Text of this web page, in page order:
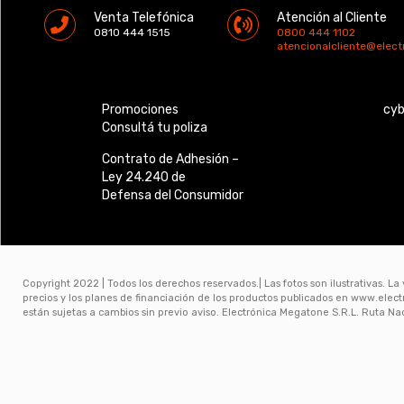
Venta Telefónica
0810 444 1515
Atención al Cliente
0800 444 1102
Promociones
Consultá tu poliza
Contrato de Adhesión –
Ley 24.240 de
Defensa del Consumidor
Copyright 2022 | Todos los derechos reservados.| Las fotos son ilustrativas.
precios y los planes de financiación de los productos publicados en
están sujetas a cambios sin previo aviso. Electrónica Megatone S.R.L. Ruta